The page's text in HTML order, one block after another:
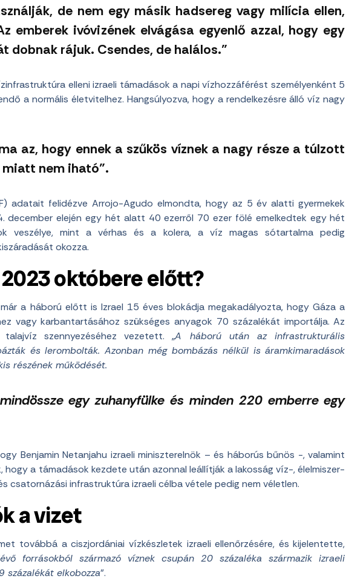
de nem egy másik hadsereg vagy milícia ellen,
emberek ivóvizének elvágása egyenlő azzal, hogy egy
dobnak rájuk. Csendes, de halálos.”
elleni izraeli támadások a napi vízhozzáférést személyenként 5
a normális életvitelhez. Hangsúlyozva, hogy a rendelkezésre álló víz nagy
az, hogy ennek a szűkös víznek a nagy része a túlzott
nem iható”.
adatait felidézve Arrojo-Agudo elmondta, hogy az 5 év alatti gyermekek
december elején egy hét alatt 40 ezerről 70 ezer fölé emelkedtek egy hét
veszélye, mint a vérhas és a kolera, a víz magas sótartalma pedig
okozza.
októbere előtt?
a háború előtt is Izrael 15 éves blokádja megakadályozta, hogy Gáza a
vagy karbantartásához szükséges anyagok 70 százalékát importálja. Az
szennyezéséhez vezetett. „A háború után az infrastrukturális
és lerombolták. Azonban még bombázás nélkül is áramkimaradások
részének működését.
egy zuhanyfülke és minden 220 emberre egy
Benjamin Netanjahu izraeli miniszterelnök – és háborús bűnös -, valamint
a támadások kezdete után azonnal leállítják a lakosság víz-, élelmiszer-
csatornázási infrastruktúra izraeli célba vétele pedig nem véletlen.
a vizet
továbbá a ciszjordániai vízkészletek izraeli ellenőrzésére, és kijelentette,
forrásokból származó víznek csupán 20 százaléka származik izraeli
százalékát elkobozza”.